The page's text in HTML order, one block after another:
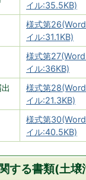
イル:35.5KB)
様式第
イル:31.1KB)
様式第
イル:36KB)
様式第
イル:21.3KB)
様式第
イル:40.5KB)
する書類(土壌